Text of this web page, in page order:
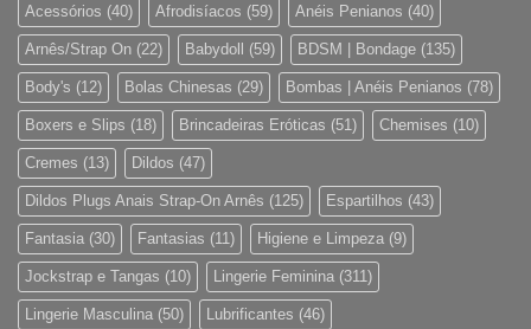
Acessórios (40) Afrodisíacos (59) Anéis Penianos (40)
Arnês/Strap On (22) Babydoll (59) BDSM | Bondage (135)
Body's (12) Bolas Chinesas (29) Bombas | Anéis Penianos (78)
Boxers e Slips (18) Brincadeiras Eróticas (51) Chemises (10)
Cremes (13) Dildos (47)
Dildos Plugs Anais Strap-On Arnês (125) Espartilhos (43)
Fantasia (30) Fantasias (11) Higiene e Limpeza (9)
Jockstrap e Tangas (10) Lingerie Feminina (311)
Lingerie Masculina (50) Lubrificantes (46)